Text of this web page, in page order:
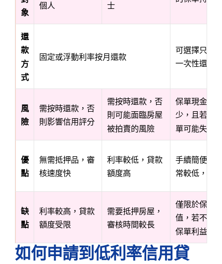
象
個人
士
還
款
方
式
固定或浮動利率按月還款
可選擇只付
一次性還本
風
險
需按時還款，否
則影響信用評分
需按時還款，否
則可能面臨房屋
被拍賣的風險
保單現金價
少，且若未
單可能失效
優
點
無需抵押品，審
核速度快
利率較低，貸款
額度高
手續簡便，
常較低，還
缺
點
利率較高，貸款
額度受限
需要抵押房屋，
審核時間較長
僅限於保單
值，若不還
保單利益
如何申請到低利率信用貸